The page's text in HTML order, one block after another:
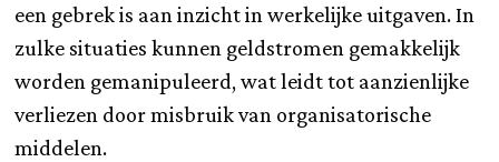
een gebrek is aan inzicht in werkelijke uitgaven. In
zulke situaties kunnen geldstromen gemakkelijk
worden gemanipuleerd, wat leidt tot aanzienlijke
verliezen door misbruik van organisatorische
middelen.